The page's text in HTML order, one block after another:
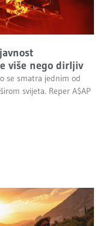
više nego dirljiv
se smatra jednim od
svijeta. Reper A$AP